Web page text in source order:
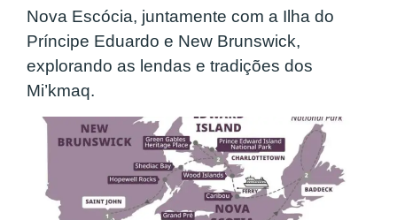
Nova Escócia, juntamente com a Ilha do
Príncipe Eduardo e New Brunswick,
explorando as lendas e tradições dos
Mi’kmaq.